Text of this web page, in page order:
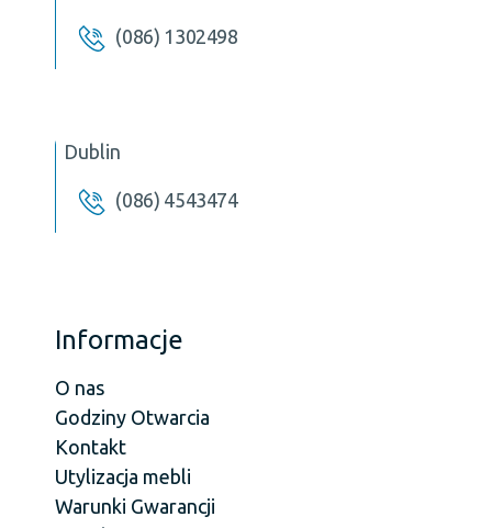
(086) 1302498
Dublin
(086) 4543474
Informacje
O nas
Godziny Otwarcia
Kontakt
Utylizacja mebli
Warunki Gwarancji